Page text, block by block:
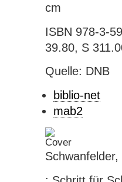
cm
ISBN 978-3-
39.80, S
Quelle: DNB
biblio-net
mab2